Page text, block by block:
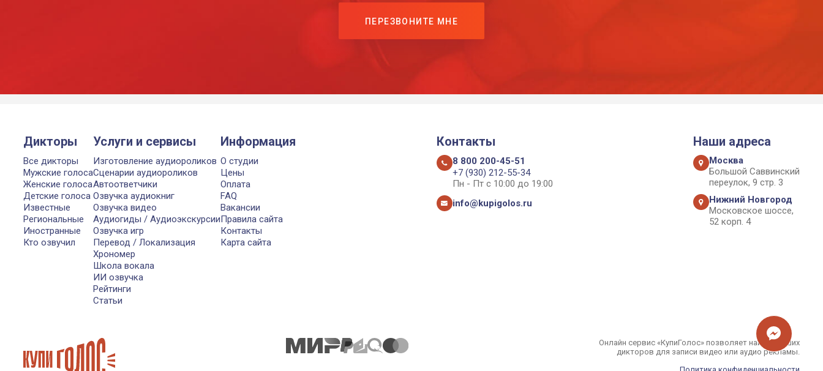
ПЕРЕЗВОНИТЕ МНЕ
Дикторы
Все дикторы
Мужские голоса
Женские голоса
Детские голоса
Известные
Региональные
Иностранные
Кто озвучил
Услуги и сервисы
Изготовление аудиороликов
Сценарии аудиороликов
Автоответчики
Озвучка аудиокниг
Озвучка видео
Аудиогиды / Аудиоэкскурсии
Озвучка игр
Перевод / Локализация
Хрономер
Школа вокала
ИИ озвучка
Рейтинги
Статьи
Информация
О студии
Цены
Оплата
FAQ
Вакансии
Правила сайта
Контакты
Карта сайта
Контакты
8 800 200-45-51
+7 (930) 212-55-34
Пн - Пт с 10:00 до 19:00
info@kupigolos.ru
Наши адреса
Москва
Большой Саввинский
переулок, 9 стр. 3
Нижний Новгород
Московское шоссе,
52 корп. 4
Онлайн сервис «КупиГолос» позволяет найти лучших
дикторов для записи видео или аудио рекламы.